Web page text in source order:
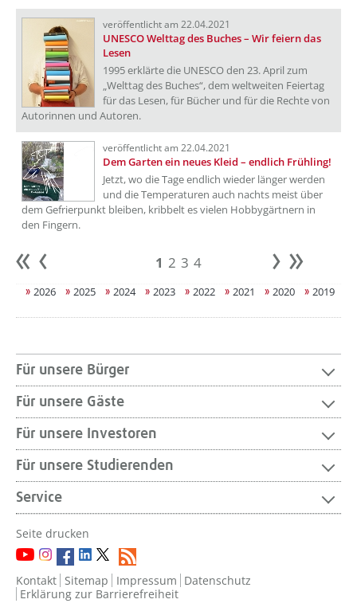
veröffentlicht am 22.04.2021
UNESCO Welttag des Buches – Wir feiern das
Lesen
1995 erklärte die UNESCO den 23. April zum
„Welttag des Buches“, dem weltweiten Feiertag
für das Lesen, für Bücher und für die Rechte von
Autorinnen und Autoren.
veröffentlicht am 22.04.2021
Dem Garten ein neues Kleid – endlich Frühling!
Jetzt, wo die Tage endlich wieder länger werden
und die Temperaturen auch nachts meist über
dem Gefrierpunkt bleiben, kribbelt es vielen Hobbygärtnern in
den Fingern.
Anfang 1 2 3 4 weiter
2026 2025 2024 2023 2022 2021 2020 2019
Für unsere Bürger
Für unsere Gäste
Für unsere Investoren
Für unsere Studierenden
Service
Seite drucken
Kontakt Sitemap Impressum Datenschutz
Erklärung zur Barrierefreiheit